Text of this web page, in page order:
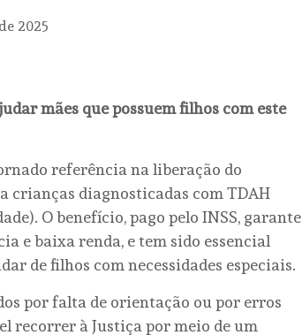
2025
mães que possuem filhos com este
referência na liberação do
crianças diagnosticadas com TDAH
O benefício, pago pelo INSS, garante
e baixa renda, e tem sido essencial
de filhos com necessidades especiais.
por falta de orientação ou por erros
recorrer à Justiça por meio de um